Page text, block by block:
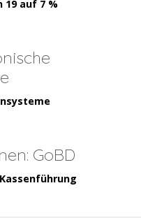
19 auf 7 %
GoBD